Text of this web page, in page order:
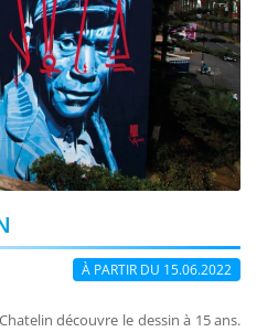
À PARTIR DU 15.06.2022
découvre le dessin à 15 ans.